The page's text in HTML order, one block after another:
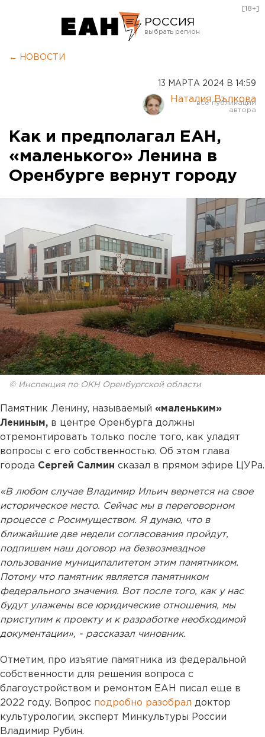
РОССИЯ
Курган
Оренбург
[18+]
← НОВОСТИ
13 МАРТА 2024 В 14:59
Наталия Вълкова
Как и предполагал ЕАН,
«маленького» Ленина в
Оренбурге вернут городу
© Инспекция по ОКН Оренбургской области
Памятник Ленину, называемый «маленьким»
Лениным, в центре Оренбурга должны
отремонтировать только после того, как уладят
вопросы с его собственностью. Об этом глава
города Сергей Салмин сказал в прямом эфире ЦУРа.
«В любом случае Владимир Ильич вернется на свое
историческое место. Сейчас мы в переговорном
процессе с Росимуществом. Я думаю, что в
ближайшие две недели согласования пройдут,
подпишем наш договор на безвозмездное
пользование муниципалитетом этим памятником.
Потому что памятник является памятником
федерального значения. Вот после того, как у нас
будут улажены все юридические отношения, мы
приступим к проекту и к разработке необходимой
документации», - рассказал чиновник.
Отметим, про изъятие памятника из федеральной
собственности для решения вопроса с
благоустройством и ремонтом ЕАН писал еще в
2022 году. Вопрос подробно разобрал доктор
культурологии, эксперт Минкультуры России
Владимир Рубин.